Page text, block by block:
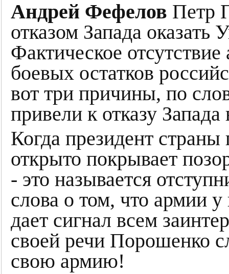
Андрей Фефелов Петр
отказом Запада
Фактическое
боевых остатков
вот три причины, по
привели к отказу
Когда президент
открыто покрывает
- это называется
слова о том, что армии
дает сигнал всем
своей речи Порошенко
свою армию!